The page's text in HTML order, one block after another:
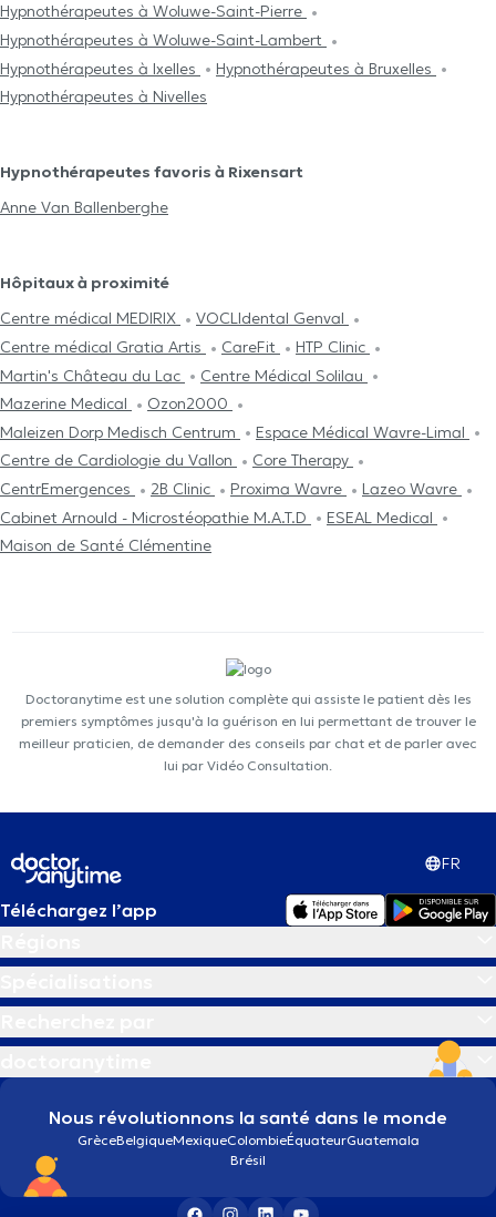
Hypnothérapeutes à Woluwe-Saint-Pierre
Hypnothérapeutes à Woluwe-Saint-Lambert
Hypnothérapeutes à Ixelles
Hypnothérapeutes à Bruxelles
Hypnothérapeutes à Nivelles
Hypnothérapeutes favoris à Rixensart
Anne Van Ballenberghe
Hôpitaux à proximité
Centre médical MEDIRIX
VOCLIdental Genval
Centre médical Gratia Artis
CareFit
HTP Clinic
Martin's Château du Lac
Centre Médical Solilau
Mazerine Medical
Ozon2000
Maleizen Dorp Medisch Centrum
Espace Médical Wavre-Limal
Centre de Cardiologie du Vallon
Core Therapy
CentrEmergences
2B Clinic Proxima Wavre
Lazeo Wavre
Cabinet Arnould - Microstéopathie M.A.T.D
ESEAL Medical
Maison de Santé Clémentine
Doctoranytime est une solution complète qui assiste le patient dès les
premiers symptômes jusqu'à la guérison en lui permettant de trouver le
meilleur praticien, de demander des conseils par chat et de parler avec
lui par Vidéo Consultation.
FR
Téléchargez l’app
Nous révolutionnons la santé dans le monde
GrèceBelgiqueMexiqueColombieÉquateurGuatemala
Brésil